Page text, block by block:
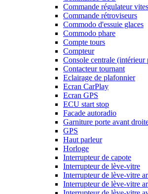
Commande régulateur
Commande rétroviseurs
Commodo d'essuie glaces
Commodo phare
Compte tours
Compteur
Console centrale (intérieur
Contacteur tournant
Eclairage de plafonnier
Ecran CarPlay
Ecran GPS
ECU start stop
Facade autoradio
Garniture porte avant
GPS
Haut parleur
Horloge
Interrupteur de capote
Interrupteur de lève-vitre
Interrupteur de lève-vitre
Interrupteur de lève-vitre